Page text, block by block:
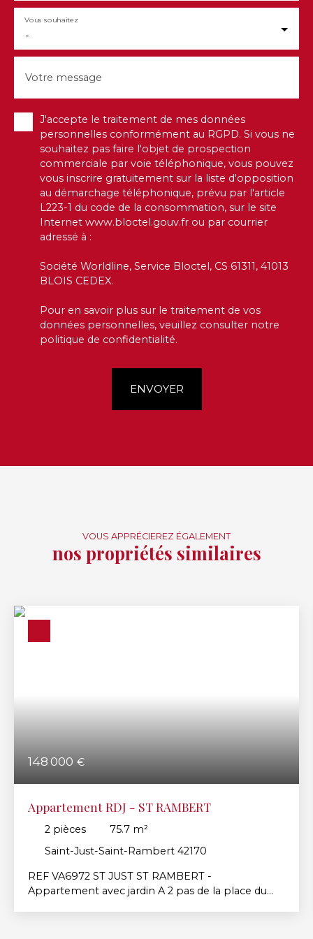
-
Vous souhaitez
Votre message
J'accepte le traitement de mes données
personnelles conformément au RGPD. Si vous ne
souhaitez pas faire l'objet de prospection
commerciale par voie téléphonique, vous pouvez
vous inscrire gratuitement sur la liste d'opposition
au démarchage téléphonique, prévu par l'article
L223-1 du code de la consommation, sur le site
Internet www.bloctel.gouv.fr ou par courrier
adressé à :
Société Worldline, Service Bloctel, CS 61311, 41013
BLOIS CEDEX.
Pour en savoir plus sur le traitement de vos
données personnelles, veuillez consulter notre
politique de confidentialité.
ENVOYER
VOUS APPRÉCIEREZ ÉGALEMENT
nos propriétés similaires
148 000 €
Appartement RDJ - ST RAMBERT
2 pièces 75.7 m²
Saint-Just-Saint-Rambert 42170
REF VA6972 ST JUST ST RAMBERT -
Appartement avec jardin A 2 pas de la place du